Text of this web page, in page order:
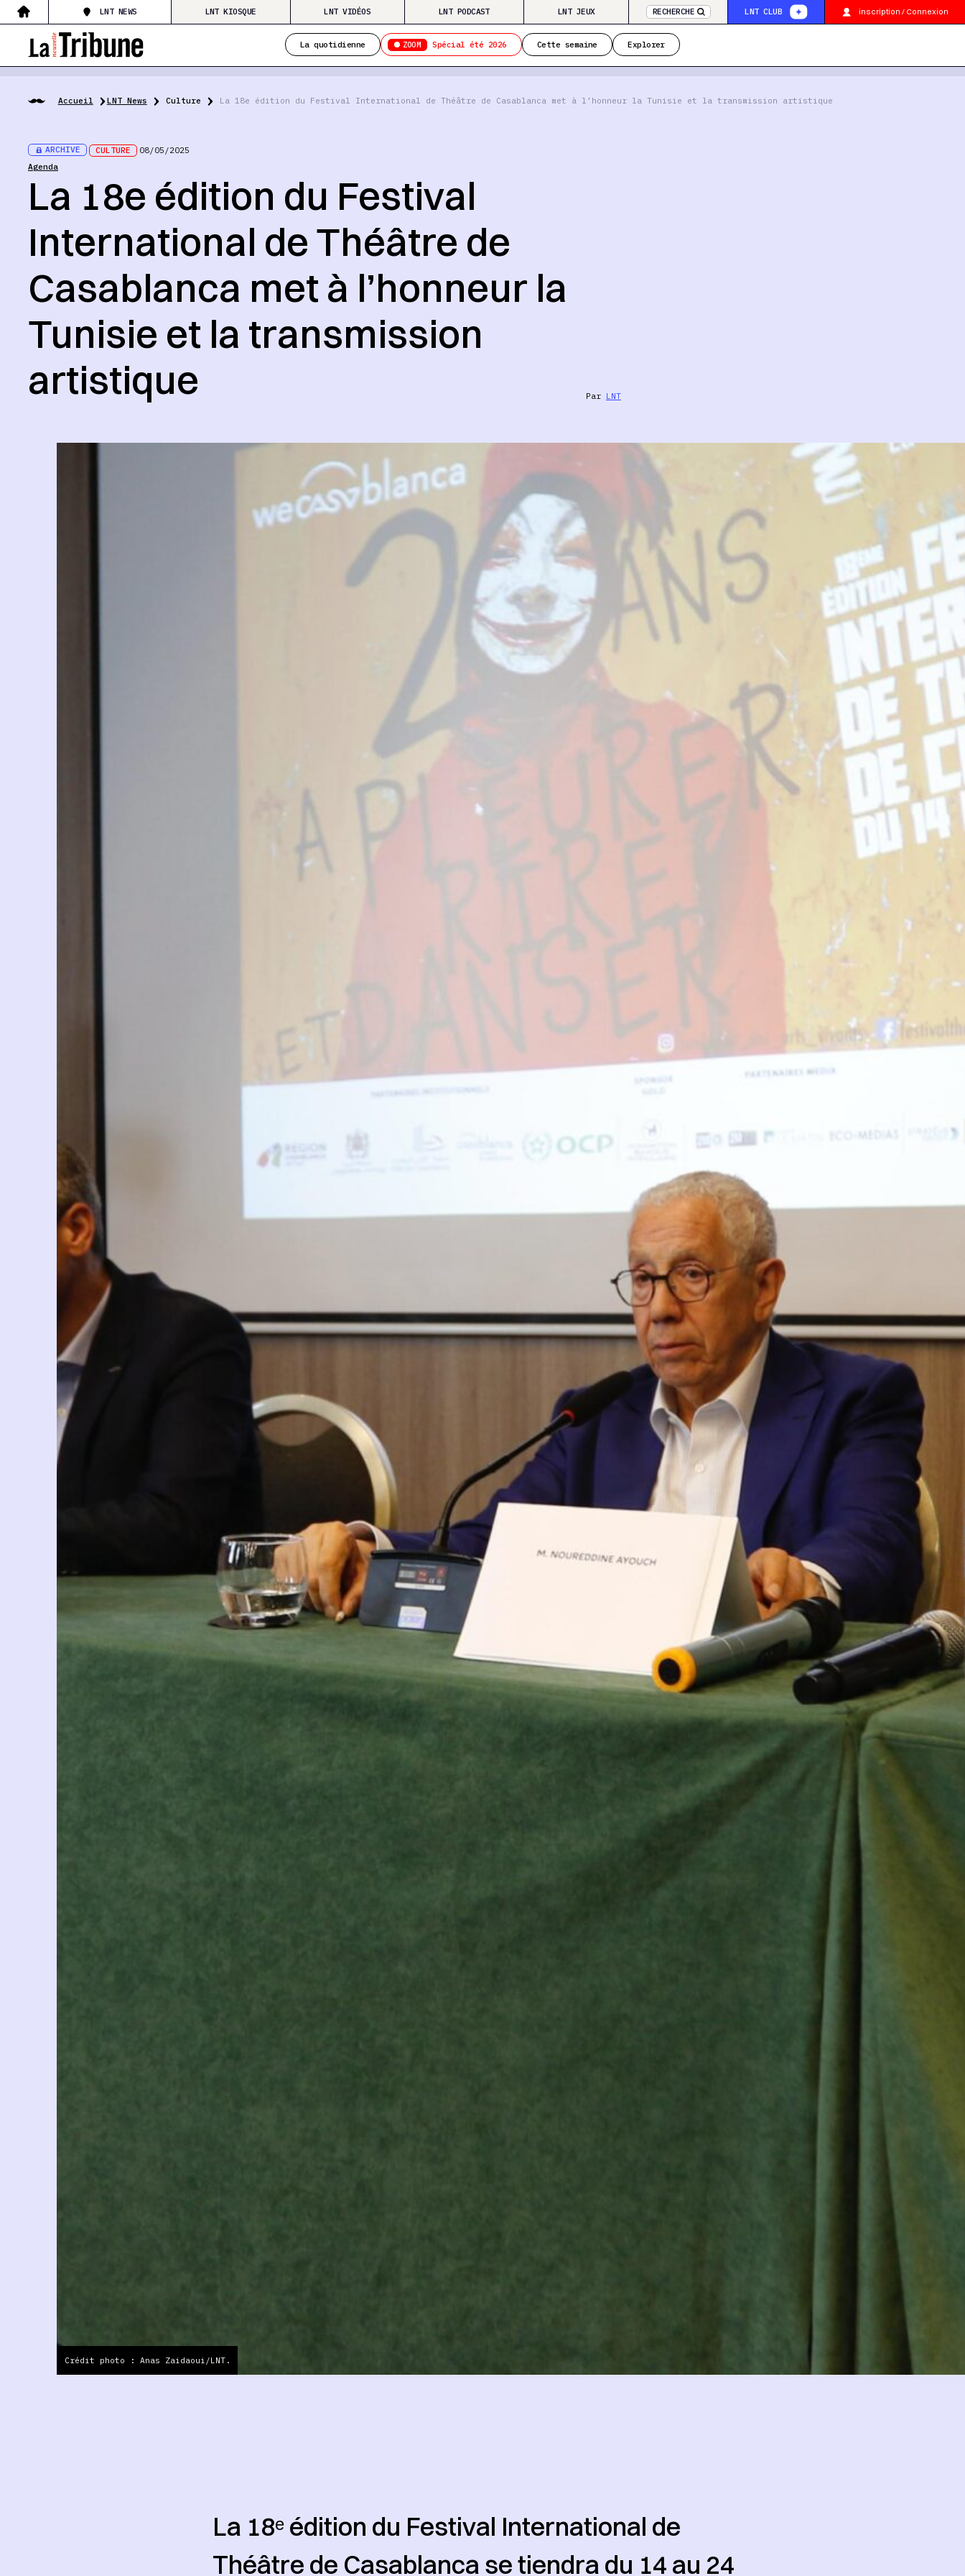
LNT NEWS LNT KIOSQUE LNT VIDÉOS LNT PODCAST LNT JEUX RECHERCHE LNT CLUB inscription / Connexion
La quotidienne ZOOM Spécial été 2026 Cette semaine Explorer
Accueil LNT News Culture La 18e édition du Festival International de Théâtre de Casablanca met à l’honneur la Tunisie et la transmission artistique
ARCHIVE CULTURE
08/05/2025
Agenda
La 18e édition du Festival
International de Théâtre de
Casablanca met à l’honneur la
Tunisie et la transmission
artistique
Par LNT
Crédit photo : Anas Zaidaoui/LNT.
La 18ᵉ édition du Festival International de
Théâtre de Casablanca se tiendra du 14 au 24